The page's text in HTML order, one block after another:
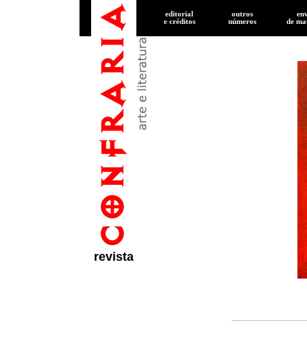
revista
editorial
e créditos
outros
números
de